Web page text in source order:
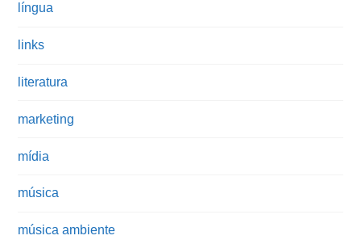
língua
links
literatura
marketing
mídia
música
música ambiente